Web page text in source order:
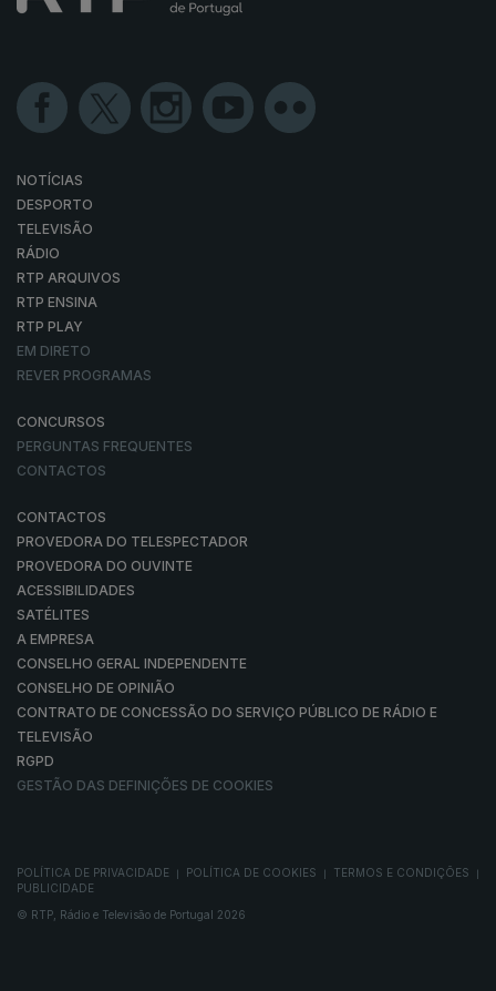
NOTÍCIAS
DESPORTO
TELEVISÃO
RÁDIO
RTP ARQUIVOS
RTP ENSINA
RTP PLAY
EM DIRETO
REVER PROGRAMAS
CONCURSOS
PERGUNTAS FREQUENTES
CONTACTOS
CONTACTOS
PROVEDORA DO TELESPECTADOR
PROVEDORA DO OUVINTE
ACESSIBILIDADES
SATÉLITES
A EMPRESA
CONSELHO GERAL INDEPENDENTE
CONSELHO DE OPINIÃO
CONTRATO DE CONCESSÃO DO SERVIÇO PÚBLICO DE RÁDIO E
TELEVISÃO
RGPD
GESTÃO DAS DEFINIÇÕES DE COOKIES
POLÍTICA DE PRIVACIDADE POLÍTICA DE COOKIES TERMOS E CONDIÇÕES
PUBLICIDADE
© RTP, Rádio e Televisão de Portugal 2026